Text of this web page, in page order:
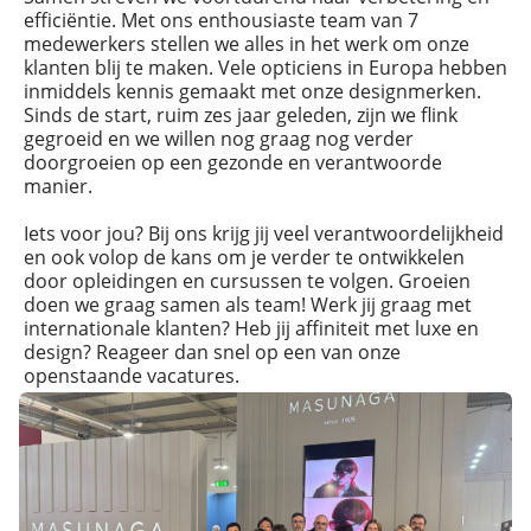
efficiëntie. Met ons enthousiaste team van 7
medewerkers stellen we alles in het werk om onze
klanten blij te maken. Vele opticiens in Europa hebben
inmiddels kennis gemaakt met onze designmerken.
Sinds de start, ruim zes jaar geleden, zijn we flink
gegroeid en we willen nog graag nog verder
doorgroeien op een gezonde en verantwoorde
manier.
Iets voor jou? Bij ons krijg jij veel verantwoordelijkheid
en ook volop de kans om je verder te ontwikkelen
door opleidingen en cursussen te volgen. Groeien
doen we graag samen als team! Werk jij graag met
internationale klanten? Heb jij affiniteit met luxe en
design? Reageer dan snel op een van onze
openstaande vacatures.